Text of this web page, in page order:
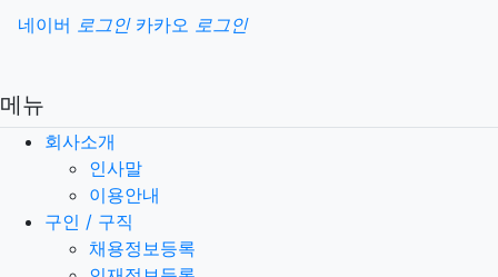
소셜계정으로 로그인
네이버 로그인 카카오 로그인
메뉴
회사소개
인사말
이용안내
구인 / 구직
채용정보등록